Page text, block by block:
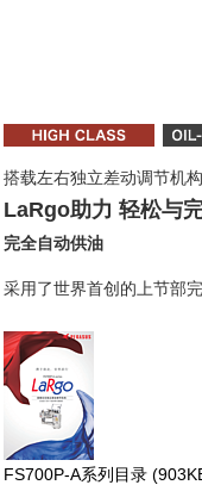
搭载左右独立差动调节机
LaRgo助力 轻松与
完全自动供油
采用了世界首创的上节部
FS700P-A系列目录